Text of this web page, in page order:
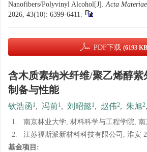
Nanofibers/Polyvinyl Alcohol[J].Acta
2026, 43(10): 6399-6411.
PDF下载 (6193
含木质素纳米纤维/聚乙烯醇紫
制备与性能
钦浩函1, 冯前1, 刘昭懿1, 赵伟2, 朱旭2,
1.
南京林业大学, 材料科学与工程学院, 南
2.
江苏福斯派新材料科技有限公司, 淮安
基金项目: